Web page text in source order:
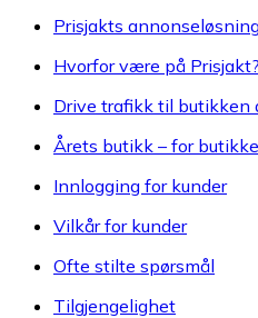
Prisjakts
Hvorfor være på Prisjakt?
Drive trafikk til butikken
Årets butikk – for
Innlogging for kunder
Vilkår for kunder
Ofte stilte spørsmål
Tilgjengelighet